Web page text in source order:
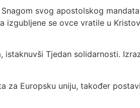
svog apostolskog
se ovce vratile u
Tjedan solidarnosti.
za Europsku uniju, također